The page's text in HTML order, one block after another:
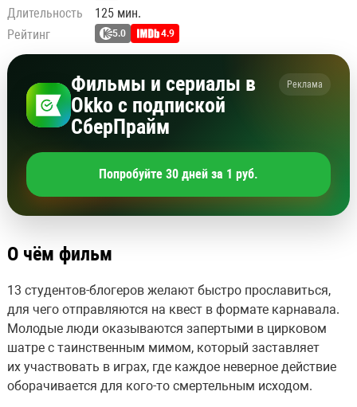
Длительность
125 мин.
Рейтинг
5.0 4.9
Фильмы и сериалы в
Okko с подпиской
СберПрайм
Реклама
Попробуйте 30 дней за 1 руб.
О чём фильм
13 студентов-блогеров желают быстро прославиться,
для чего отправляются на квест в формате карнавала.
Молодые люди оказываются запертыми в цирковом
шатре с таинственным мимом, который заставляет
их участвовать в играх, где каждое неверное действие
оборачивается для кого-то смертельным исходом.